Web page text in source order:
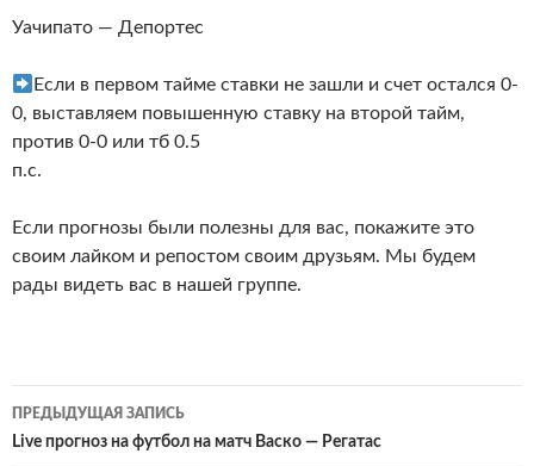
Уачипато — Депортес
Если в первом тайме ставки не зашли и счет остался 0-
0, выставляем повышенную ставку на второй тайм,
против 0-0 или тб 0.5
п.с.
Если прогнозы были полезны для вас, покажите это
своим лайком и репостом своим друзьям. Мы будем
рады видеть вас в нашей группе.
Навигация
по
ПРЕДЫДУЩАЯ ЗАПИСЬ
Live прогноз на футбол на матч Васко — Регатас